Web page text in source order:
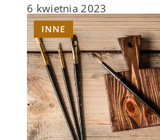
6 kwietnia 2023
INNE